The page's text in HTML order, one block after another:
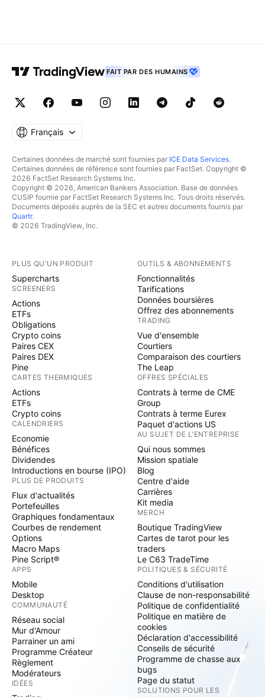
FAIT PAR DES HUMAINS
Français
Certaines données de marché sont fournies par ICE Data Services.
Certaines données de référence sont fournies par FactSet. Copyright ©
2026 FactSet Research Systems Inc.
Copyright © 2026, American Bankers Association. Base de données
CUSIP fournie par FactSet Research Systems Inc. Tous droits réservés.
Documents déposés auprès de la SEC et autres documents fournis par
Quartr.
© 2026 TradingView, Inc.
PLUS QU'UN PRODUIT
Supercharts
SCREENERS
Actions
ETFs
Obligations
Crypto coins
Paires CEX
Paires DEX
Pine
CARTES THERMIQUES
Actions
ETFs
Crypto coins
CALENDRIERS
Economie
Bénéfices
Dividendes
Introductions en bourse (IPO)
PLUS DE PRODUITS
Flux d'actualités
Portefeuilles
Graphiques fondamentaux
Courbes de rendement
Options
Macro Maps
Pine Script®
APPS
Mobile
Desktop
COMMUNAUTÉ
Réseau social
Mur d'Amour
Parrainer un ami
Programme Créateur
Règlement
Modérateurs
IDÉES
OUTILS & ABONNEMENTS
Fonctionnalités
Tarifications
Données boursières
Offrez des abonnements
TRADING
Vue d'ensemble
Courtiers
Comparaison des courtiers
The Leap
OFFRES SPÉCIALES
Contrats à terme de CME
Group
Contrats à terme Eurex
Paquet d'actions US
AU SUJET DE L'ENTREPRISE
Qui nous sommes
Mission spatiale
Blog
Centre d'aide
Carrières
Kit media
MERCH
Boutique TradingView
Cartes de tarot pour les
traders
Le C63 TradeTime
POLITIQUES & SÉCURITÉ
Conditions d'utilisation
Clause de non-responsabilité
Politique de confidentialité
Politique en matière de
cookies
Déclaration d'accessibilité
Conseils de sécurité
Programme de chasse aux
bugs
Page du statut
SOLUTIONS POUR LES